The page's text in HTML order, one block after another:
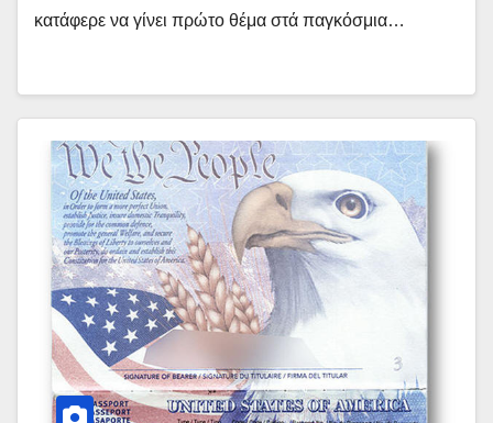
κατάφερε να γίνει πρώτο θέμα στά παγκόσμια…